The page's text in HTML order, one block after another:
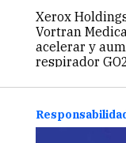
Xerox
Vortran
acelerar y
respirador
vías
hospitales y